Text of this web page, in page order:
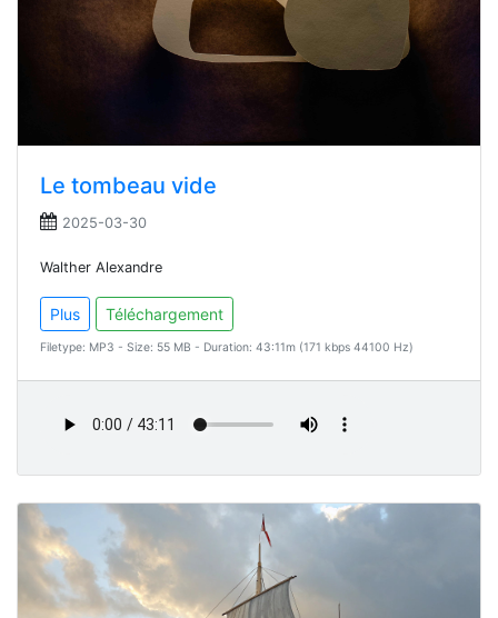
Le tombeau vide
2025-03-30
Walther Alexandre
Plus Téléchargement
Filetype: MP3 - Size: 55 MB - Duration: 43:11m (171 kbps 44100 Hz)